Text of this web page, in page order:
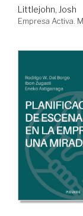
Littlejohn, Josh
Empresa Activa.